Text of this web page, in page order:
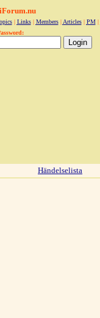
| Links| Members| Articles| PM|
Händelselista